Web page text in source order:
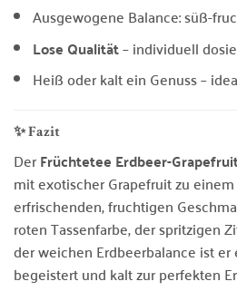
Ausgewogene Balance: süß-
Lose Qualität– individuell
Heiß oder kalt ein Genuss –
✨ Fazit
DerFrüchtetee Erdbeer-
mit exotischer Grapefruit zu einem
erfrischenden, fruchtigen
roten Tassenfarbe, der spritzigen
der weichen Erdbeerbalance ist
begeistert und kalt zur perfekten